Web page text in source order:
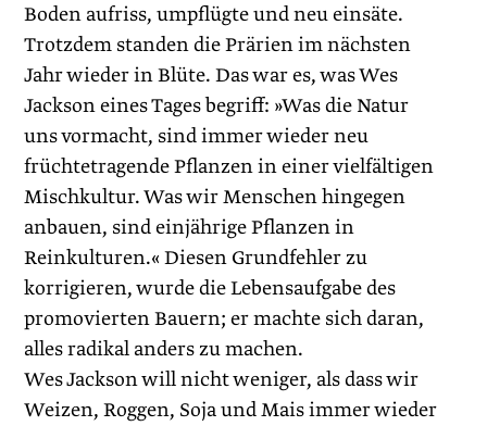
Boden aufriss, umpflügte und neu einsäte.
Trotzdem standen die Prärien im nächsten
Jahr wieder in Blüte. Das war es, was Wes
Jackson eines Tages begriff: »Was die Natur
uns vormacht, sind immer wieder neu
früchtetragende Pflanzen in einer vielfältigen
Mischkultur. Was wir Menschen hingegen
anbauen, sind einjährige Pflanzen in
Reinkulturen.« Diesen Grundfehler zu
korrigieren, wurde die Lebensaufgabe des
promovierten Bauern; er machte sich daran,
alles radikal anders zu machen.
Wes Jackson will nicht weniger, als dass wir
Weizen, Roggen, Soja und Mais immer wieder